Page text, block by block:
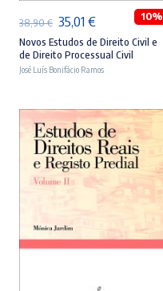
38,90€ O
preço
original
38,90 €.
35,01 €O
preço
atual
35,01 €.
10%
Novos Estudos de Direito Civil e
de Direito Processual Civil
José Luís Bonifácio Ramos
ADICIONAR